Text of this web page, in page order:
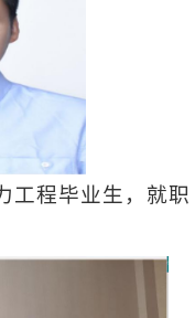
工程毕业生，就职